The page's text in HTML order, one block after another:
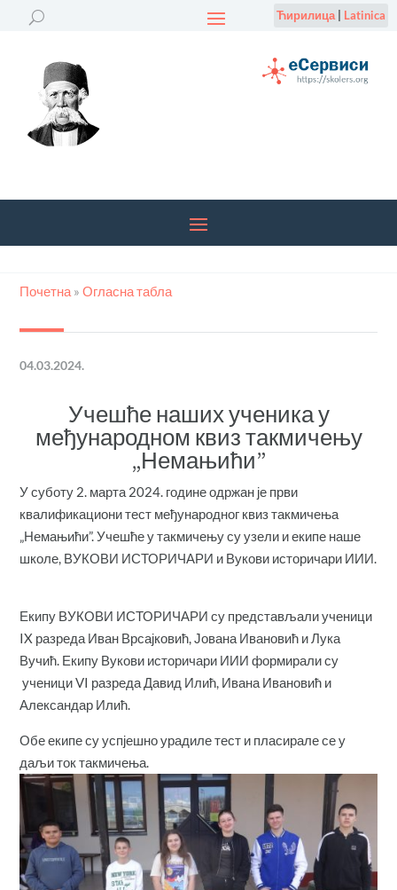
Ћирилица| Latinica
Почетна »Огласна табла
04.03.2024.
Учешће наших ученика у
међународном квиз такмичењу
„Немањићи”
У суботу 2. марта 2024. године одржан је први
квалификациони тест међународног квиз такмичења
„Немањићи”. Учешће у такмичењу су узели и екипе наше
школе, ВУКОВИ ИСТОРИЧАРИ и Вукови историчари ИИИ.
Екипу ВУКОВИ ИСТОРИЧАРИ су представљали ученици
IX разреда Иван Врсајковић, Јована Ивановић и Лука
Вучић. Екипу Вукови историчари ИИИ формирали су
ученици VI разреда Давид Илић, Ивана Ивановић и
Александар Илић.
Обе екипе су успјешно урадиле тест и пласирале се у
даљи ток такмичења.